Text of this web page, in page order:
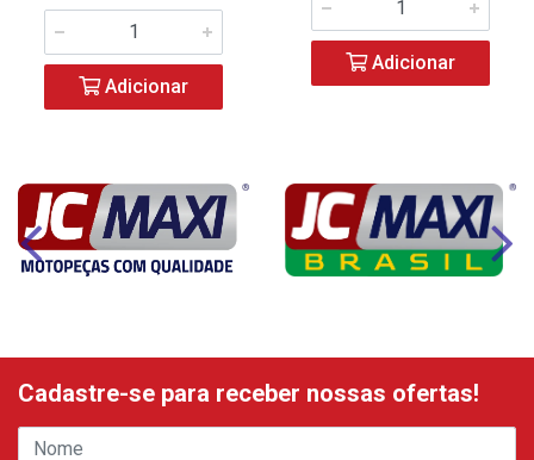
Adicionar
Adicionar
Cadastre-se para receber nossas ofertas!